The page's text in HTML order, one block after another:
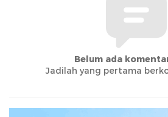
Belum ada
Jadilah yang pertama